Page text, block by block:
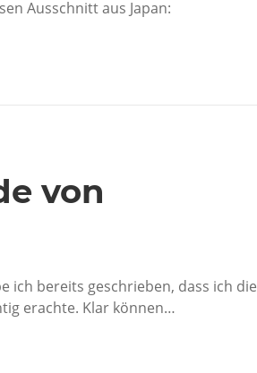
Ausschnitt aus Japan:
von
ich bereits geschrieben, dass ich die
erachte. Klar können…